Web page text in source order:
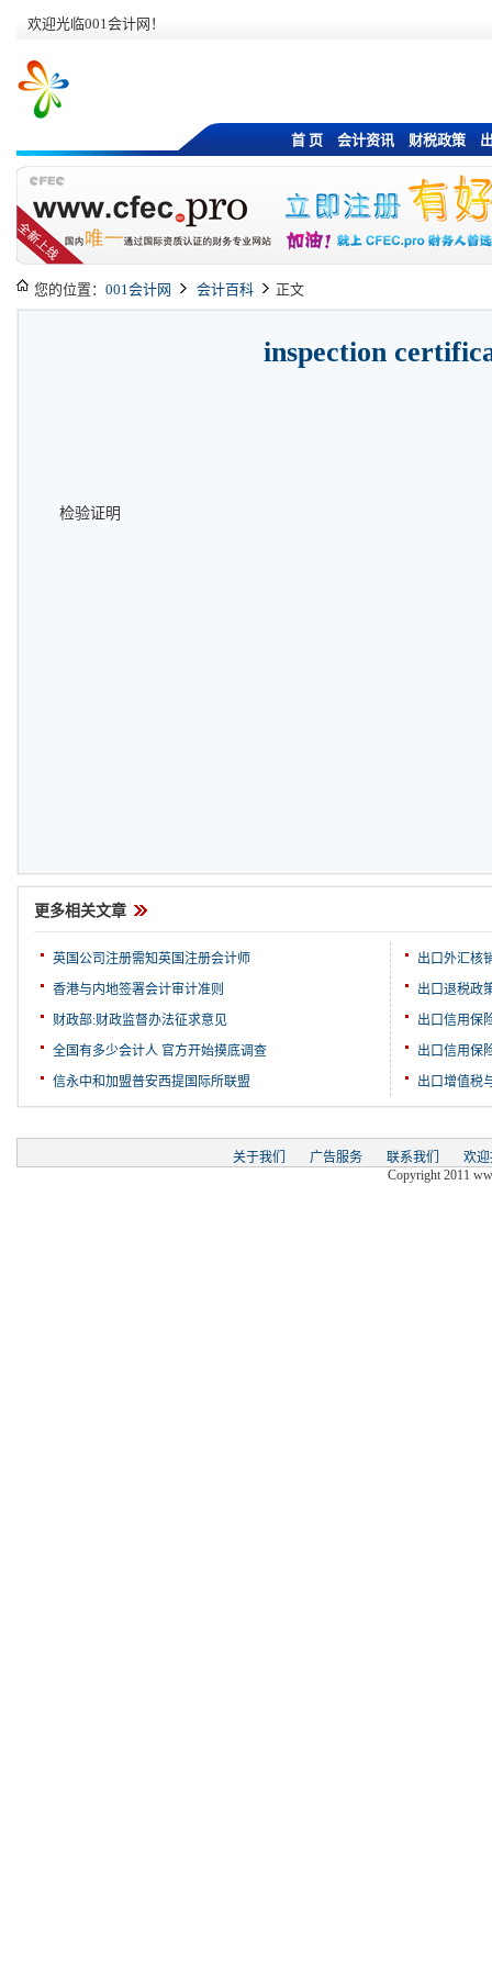
欢迎光临001会计网！
首 页 会计资讯 财税政策
您的位置： 001会计网 会计百科 正文
inspection
检验证明
更多相关文章
英国公司注册需知英国注册会计师
香港与内地签署会计审计准则
财政部:财政监督办法征求意见
全国有多少会计人 官方开始摸底调查
信永中和加盟普安西提国际所联盟
出口外汇核
出口退税政
出口信用保
出口信用保
出口增值税
关于我们 广告服务 联系我们
欢
Copyright 2011